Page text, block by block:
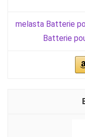
melasta Batterie
Batterie